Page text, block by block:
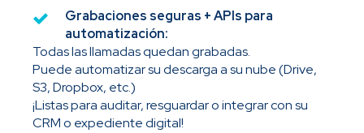
Grabaciones seguras + APIs para
automatización:
Todas las llamadas quedan grabadas.
Puede automatizar su descarga a su nube (Drive,
S3, Dropbox, etc.)
¡Listas para auditar, resguardar o integrar con su
CRM o expediente digital!